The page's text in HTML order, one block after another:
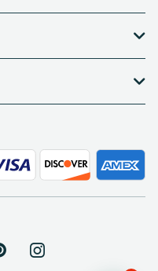
PinterestInstagram